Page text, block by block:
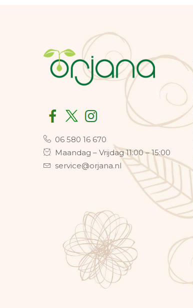
06 580 16 670
Maandag – Vrijdag 11:00 – 15:00
service@orjana.nl